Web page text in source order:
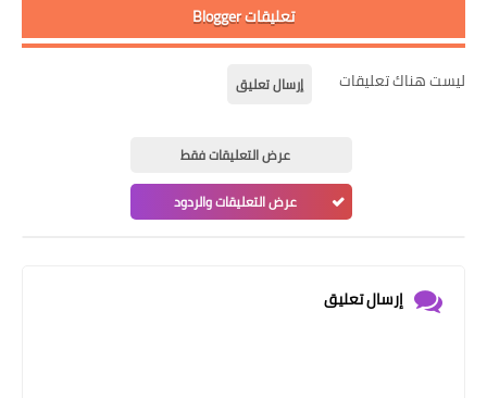
تعليقات Blogger
ليست هناك تعليقات إرسال تعليق
عرض التعليقات فقط
عرض التعليقات والردود
إرسال تعليق